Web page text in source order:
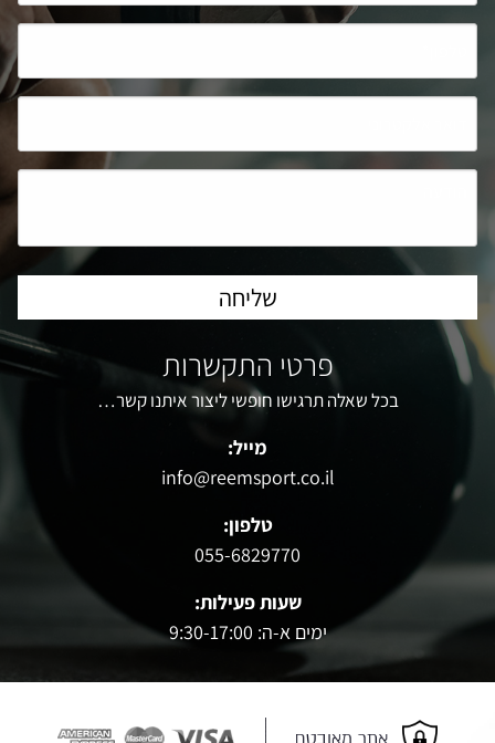
פרטי התקשרות
בכל שאלה תרגישו חופשי ליצור איתנו קשר…
מייל:
info@reemsport.co.il
טלפון:
055-6829770
שעות פעילות:
ימים א-ה: 9:30-17:00